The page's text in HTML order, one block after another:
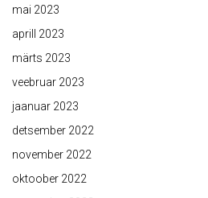
mai 2023
aprill 2023
märts 2023
veebruar 2023
jaanuar 2023
detsember 2022
november 2022
oktoober 2022